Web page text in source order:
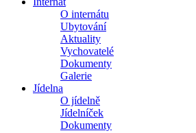
O internátu
Ubytování
Aktuality
Vychovatelé
Dokumenty
Galerie
Jídelna
O jídelně
Jídelníček
Dokumenty